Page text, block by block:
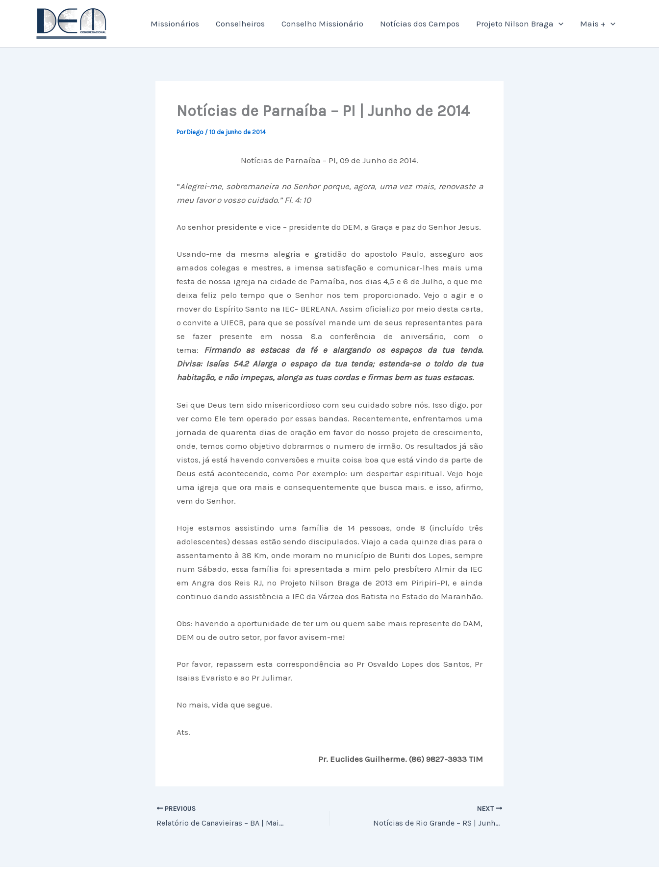
conteúdo
Missionários Conselheiros Conselho Missionário Notícias dos Campos Projeto Nilson Braga Mais +
Notícias de Parnaíba – PI | Junho de 2014
PorDiego / 10 de junho de 2014
Notícias de Parnaíba – PI, 09 de Junho de 2014.
“Alegrei-me, sobremaneira no Senhor porque, agora, uma vez mais, renovaste a
meu favor o vosso cuidado.” Fl. 4: 10
Ao senhor presidente e vice – presidente do DEM, a Graça e paz do Senhor Jesus.
Usando-me da mesma alegria e gratidão do apostolo Paulo, asseguro aos
amados colegas e mestres, a imensa satisfação e comunicar-lhes mais uma
festa de nossa igreja na cidade de Parnaíba, nos dias 4,5 e 6 de Julho, o que me
deixa feliz pelo tempo que o Senhor nos tem proporcionado. Vejo o agir e o
mover do Espírito Santo na IEC- BEREANA. Assim oficializo por meio desta carta,
o convite a UIECB, para que se possível mande um de seus representantes para
se fazer presente em nossa 8.ª conferência de aniversário, com o
tema: Firmando as estacas da fé e alargando os espaços da tua tenda.
Divisa: Isaías 54.2 Alarga o espaço da tua tenda; estenda-se o toldo da tua
habitação, e não impeças, alonga as tuas cordas e firmas bem as tuas estacas.
Sei que Deus tem sido misericordioso com seu cuidado sobre nós. Isso digo, por
ver como Ele tem operado por essas bandas. Recentemente, enfrentamos uma
jornada de quarenta dias de oração em favor do nosso projeto de crescimento,
onde, temos como objetivo dobrarmos o numero de irmão. Os resultados já são
vistos, já está havendo conversões e muita coisa boa que está vindo da parte de
Deus está acontecendo, como Por exemplo: um despertar espiritual. Vejo hoje
uma igreja que ora mais e consequentemente que busca mais. e isso, afirmo,
vem do Senhor.
Hoje estamos assistindo uma família de 14 pessoas, onde 8 (incluído três
adolescentes) dessas estão sendo discipulados. Viajo a cada quinze dias para o
assentamento à 38 Km, onde moram no município de Buriti dos Lopes, sempre
num Sábado, essa família foi apresentada a mim pelo presbítero Almir da IEC
em Angra dos Reis RJ, no Projeto Nilson Braga de 2013 em Piripiri-PI, e ainda
continuo dando assistência a IEC da Várzea dos Batista no Estado do Maranhão.
Obs: havendo a oportunidade de ter um ou quem sabe mais represente do DAM,
DEM ou de outro setor, por favor avisem-me!
Por favor, repassem esta correspondência ao Pr Osvaldo Lopes dos Santos, Pr
Isaias Evaristo e ao Pr Julimar.
No mais, vida que segue.
Ats.
Pr. Euclides Guilherme. (86) 9827-3933 TIM
PREVIOUS
Relatório de Canavieiras – BA | Maio de 2014
NEXT
Notícias de Rio Grande – RS | Junho de 2014